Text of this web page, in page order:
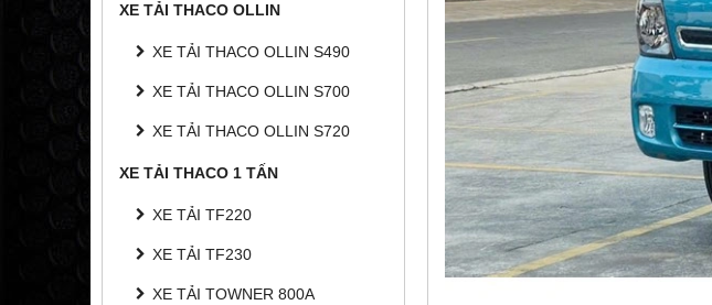
XE TẢI THACO OLLIN
XE TẢI THACO OLLIN S490
XE TẢI THACO OLLIN S700
XE TẢI THACO OLLIN S720
XE TẢI THACO 1 TẤN
XE TẢI TF220
XE TẢI TF230
XE TẢI TOWNER 800A